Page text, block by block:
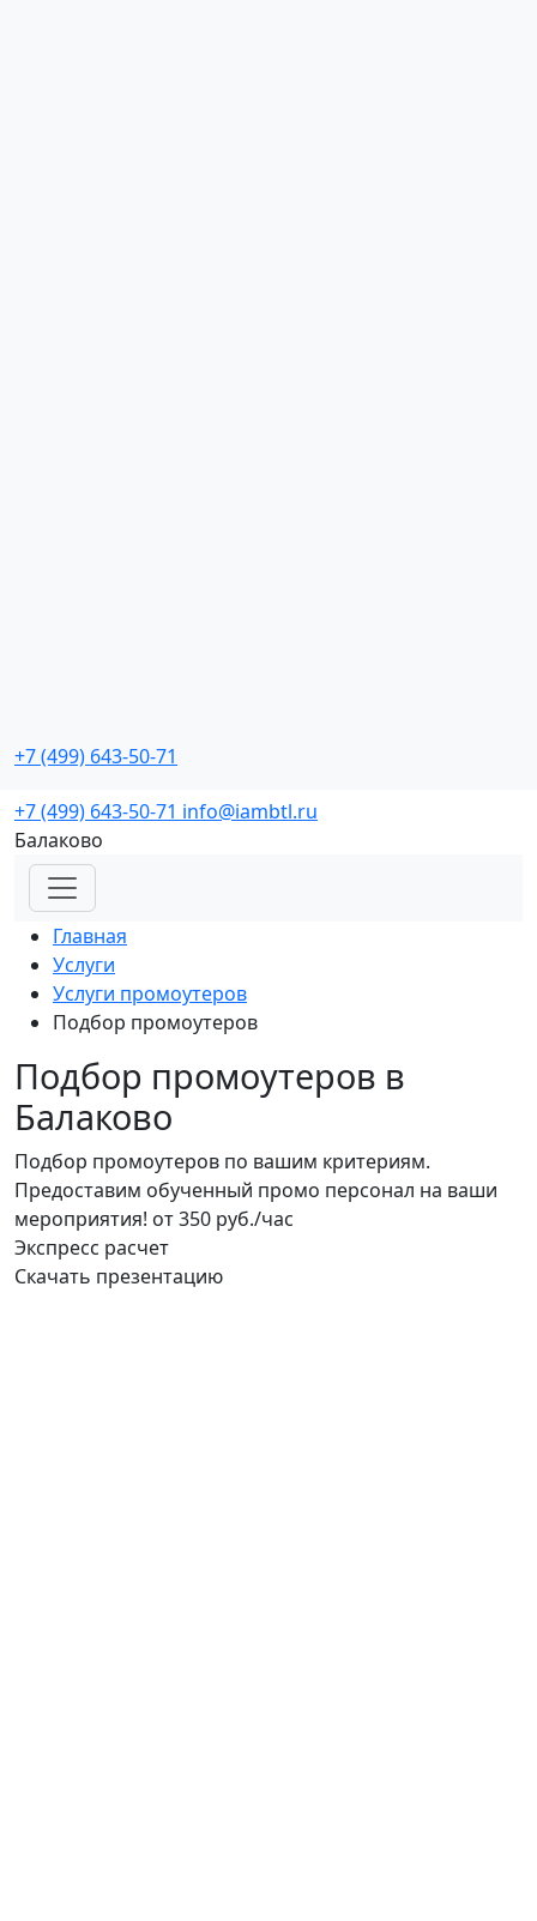
+7 (499) 643-50-71
с реальной окупаемостью
+7 (499) 643-50-71 info@iambtl.ru
Балаково
Главная
Услуги
Услуги промоутеров
Подбор промоутеров
Подбор промоутеров в
Балаково
Подбор промоутеров по вашим критериям.
Предоставим обученный промо персонал на ваши
мероприятия! от 350 руб./час
Экспресс расчет
Скачать презентацию